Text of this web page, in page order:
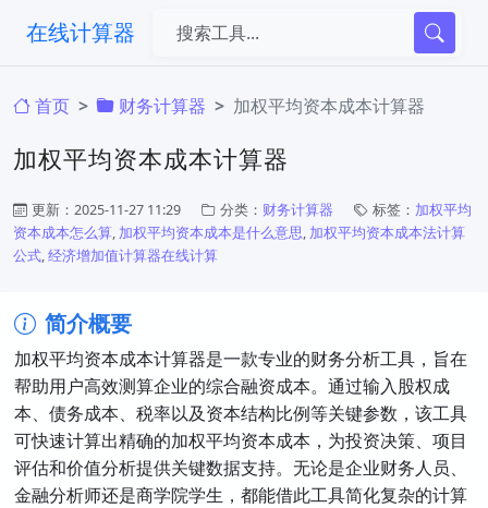
在线计算器
首页 财务计算器 加权平均资本成本计算器
加权平均资本成本计算器
更新：2025-11-27 11:29 分类： 财务计算器 标签： 加权平均
资本成本怎么算, 加权平均资本成本是什么意思, 加权平均资本成本法计算
公式,经济增加值计算器在线计算
简介概要
加权平均资本成本计算器是一款专业的财务分析工具，旨在
帮助用户高效测算企业的综合融资成本。通过输入股权成
本、债务成本、税率以及资本结构比例等关键参数，该工具
可快速计算出精确的加权平均资本成本，为投资决策、项目
评估和价值分析提供关键数据支持。无论是企业财务人员、
金融分析师还是商学院学生，都能借此工具简化复杂的计算